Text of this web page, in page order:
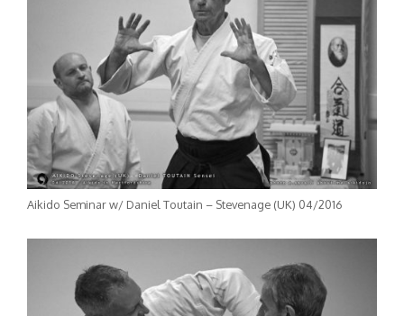
Aikido Seminar w/ Daniel Toutain – Stevenage (UK) 04/2016